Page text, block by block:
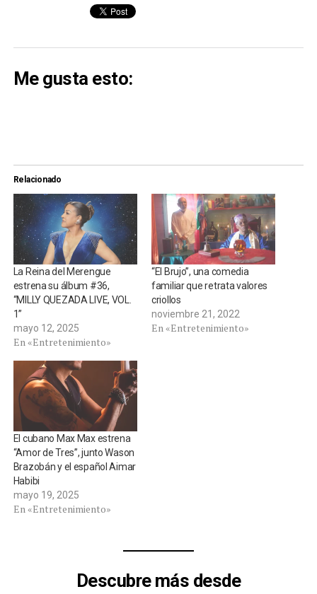
Me gusta esto:
Relacionado
La Reina del Merengue
estrena su álbum #36,
“MILLY QUEZADA LIVE, VOL.
1”
mayo 12, 2025
En «Entretenimiento»
“El Brujo”, una comedia
familiar que retrata valores
criollos
noviembre 21, 2022
En «Entretenimiento»
El cubano Max Max estrena
“Amor de Tres”, junto Wason
Brazobán y el español Aimar
Habibi
mayo 19, 2025
En «Entretenimiento»
Descubre más desde